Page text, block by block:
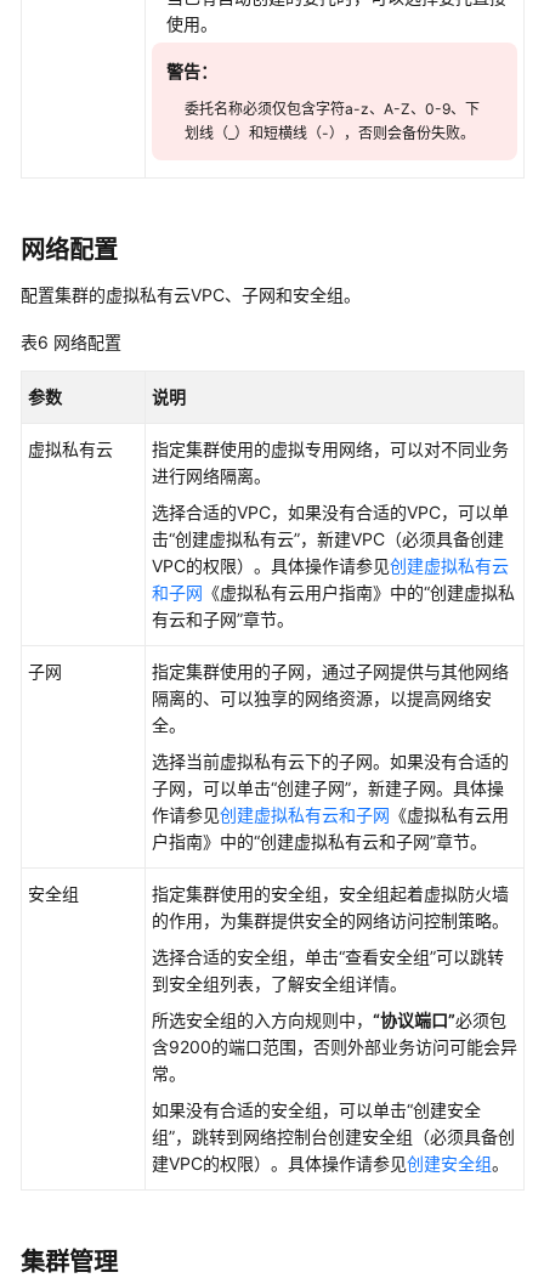
使用。
警告：
委托名称必须仅包含字符a-z、A-Z、0-9、下
划线（_）和短横线（-），否则会备份失败。
网络配置
配置集群的虚拟私有云VPC、子网和安全组。
表6 网络配置
参数 说明
虚拟私有云
指定集群使用的虚拟专用网络，可以对不同业务
进行网络隔离。
选择合适的VPC，如果没有合适的VPC，可以单
击“创建虚拟私有云”，新建VPC（必须具备创建
VPC的权限）。具体操作请参见创建虚拟私有云
和子网 《虚拟私有云用户指南》中的“创建虚拟私
有云和子网”章节。
子网
指定集群使用的子网，通过子网提供与其他网络
隔离的、可以独享的网络资源，以提高网络安
全。
选择当前虚拟私有云下的子网。如果没有合适的
子网，可以单击“创建子网”，新建子网。具体操
作请参见创建虚拟私有云和子网 《虚拟私有云用
户指南》中的“创建虚拟私有云和子网”章节。
安全组
指定集群使用的安全组，安全组起着虚拟防火墙
的作用，为集群提供安全的网络访问控制策略。
选择合适的安全组，单击“查看安全组”可以跳转
到安全组列表，了解安全组详情。
所选安全组的入方向规则中， “协议端口”必须包
含9200的端口范围，否则外部业务访问可能会异
常。
如果没有合适的安全组，可以单击“创建安全
组”，跳转到网络控制台创建安全组（必须具备创
建VPC的权限）。具体操作请参见创建安全组。
集群管理